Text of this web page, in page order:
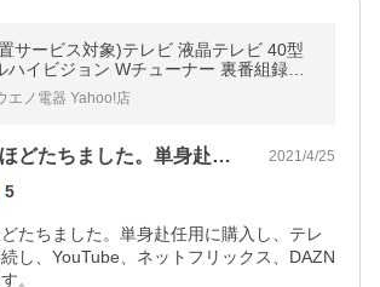
サービス対象)テレビ 液晶テレビ 40型
ハイビジョン Wチューナー 裏番組録画
録画 2台目 セカンドテレビ 寝室 シンプ
型 LT-40FSX-F1 (HS) *
エノ電器 Yahoo!店
設置後三週間ほどたちました。単身赴任用… 2021/4/25
5
たちました。単身赴任用に購入し、テレ
し、YouTube、ネットフリックス、DAZN
。